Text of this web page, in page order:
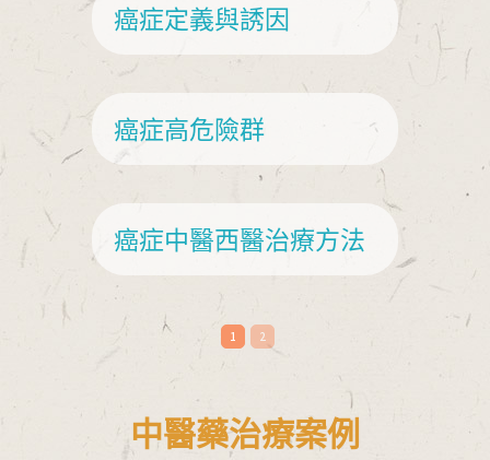
癌症定義與誘因
癌症高危險群
癌症中醫西醫治療方法
1 2
中醫藥治療案例